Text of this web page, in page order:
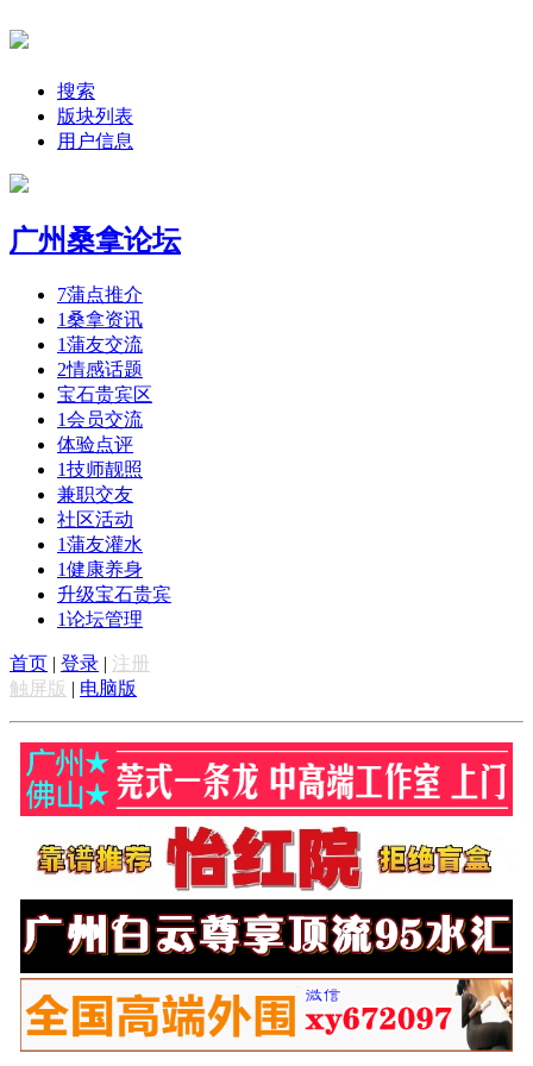
搜索
版块列表
用户信息
广州桑拿论坛
7蒲点推介
1桑拿资讯
1蒲友交流
2情感话题
宝石贵宾区
1会员交流
体验点评
1技师靓照
兼职交友
社区活动
1蒲友灌水
1健康养身
升级宝石贵宾
1论坛管理
首页 | 登录 | 注册
触屏版 | 电脑版